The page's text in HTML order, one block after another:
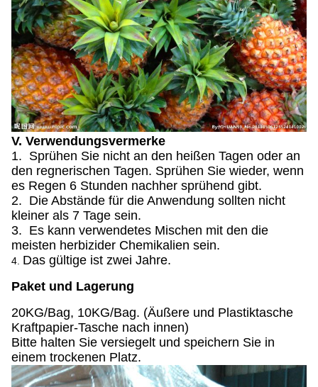
V. Verwendungsvermerke
1. Sprühen Sie nicht an den heißen Tagen oder an
den regnerischen Tagen. Sprühen Sie wieder, wenn
es Regen 6 Stunden nachher sprühend gibt.
2. Die Abstände für die Anwendung sollten nicht
kleiner als 7 Tage sein.
3. Es kann verwendetes Mischen mit den die
meisten herbizider Chemikalien sein.
4. Das gültige ist zwei Jahre.
Paket und Lagerung
20KG/Bag, 10KG/Bag. (Äußere und Plastiktasche
Kraftpapier-Tasche nach innen)
Bitte halten Sie versiegelt und speichern Sie in
einem trockenen Platz.